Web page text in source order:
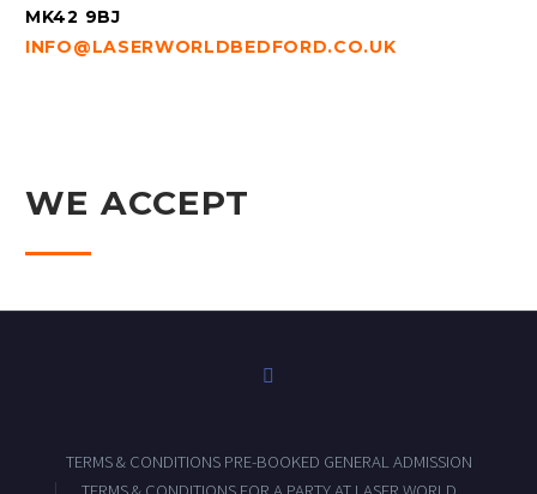
MK42 9BJ
INFO@LASERWORLDBEDFORD.CO.UK
WE ACCEPT
TERMS & CONDITIONS PRE-BOOKED GENERAL ADMISSION